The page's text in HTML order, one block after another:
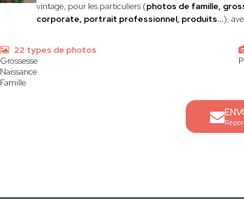
vintage, pour les particuliers (photos de famille,
corporate, portrait professionnel, produits…),
22 types de photos
Grossesse
Naissance
Famille